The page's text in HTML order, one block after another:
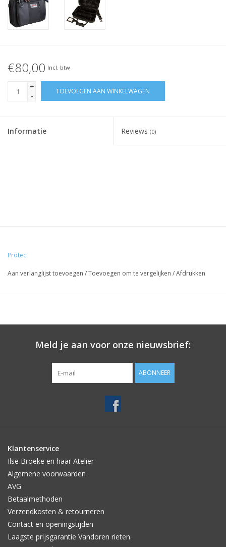
€80,00 Incl. btw
+
-
TOEVOEGEN AAN WINKELWAGEN
Informatie Reviews (0)
Protec
Aan verlanglijst toevoegen /Toevoegen om te vergelijken /Afdrukken
Meld je aan voor onze nieuwsbrief:
ABONNEER
Klantenservice
Ilse Broeke en haar Atelier
Algemene voorwaarden
AVG
Betaalmethoden
Verzendkosten & retourneren
Contact en openingstijden
Laagste prijsgarantie Vandoren rieten.